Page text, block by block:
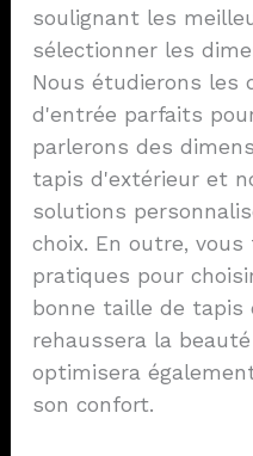
soulignant les
sélectionner les
Nous étudierons les
d'entrée parfaits
parlerons des
tapis d'extérieur et
solutions
choix. En outre,
pratiques pour
bonne taille de
rehaussera la
optimisera
son confort.